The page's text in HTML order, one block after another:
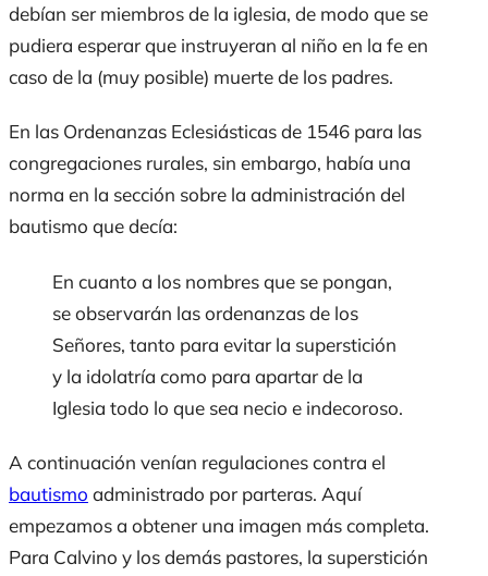
debían ser miembros de la iglesia, de modo que se
pudiera esperar que instruyeran al niño en la fe en
caso de la (muy posible) muerte de los padres.
En las Ordenanzas Eclesiásticas de 1546 para las
congregaciones rurales, sin embargo, había una
norma en la sección sobre la administración del
bautismo que decía:
En cuanto a los nombres que se pongan,
se observarán las ordenanzas de los
Señores, tanto para evitar la superstición
y la idolatría como para apartar de la
Iglesia todo lo que sea necio e indecoroso.
A continuación venían regulaciones contra el
bautismo administrado por parteras. Aquí
empezamos a obtener una imagen más completa.
Para Calvino y los demás pastores, la superstición